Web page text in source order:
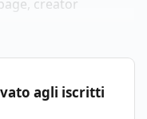
creator
agli iscritti